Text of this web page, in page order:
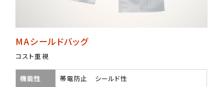
MAシールドバッグ
コスト重視
機能性 帯電防止 シールド性